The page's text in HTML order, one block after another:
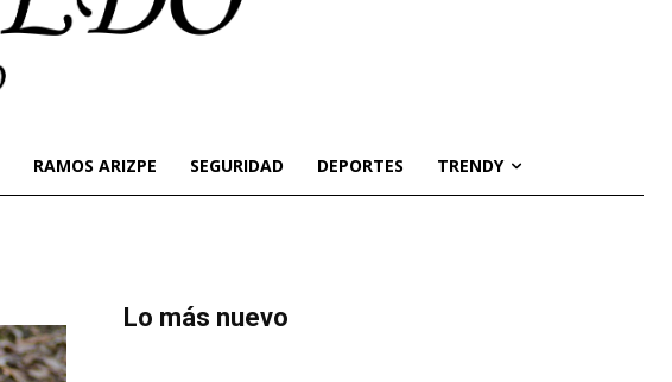
RAMOS ARIZPE SEGURIDAD DEPORTES TRENDY
Lo más nuevo